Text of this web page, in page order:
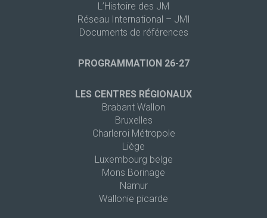
L’Histoire des JM
Réseau International – JMI
Documents de références
PROGRAMMATION 26-27
LES CENTRES RÉGIONAUX
Brabant Wallon
Bruxelles
Charleroi Métropole
Liège
Luxembourg belge
Mons Borinage
Namur
Wallonie picarde